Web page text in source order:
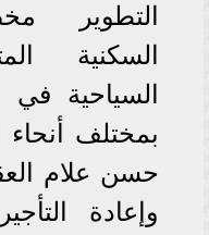
التطوير
السكنية
السياحية في
بمختلف
حسن علام
وإعادة